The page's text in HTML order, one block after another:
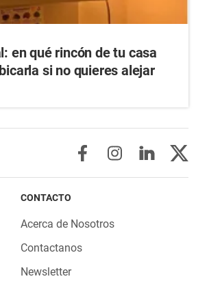
en qué rincón de tu casa
si no quieres alejar
CONTACTO
Acerca de Nosotros
Contactanos
Newsletter